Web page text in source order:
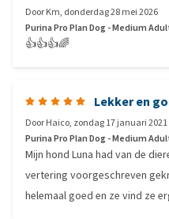
DoorKm, donderdag 28 mei 2026
Purina Pro Plan Dog - Medium
👍👍👍🌈
Lekker en
DoorHaico, zondag 17 januari 2021
Purina Pro Plan Dog - Medium
Mijn hond Luna had van de
vertering voorgeschreven
helemaal goed en ze vind ze